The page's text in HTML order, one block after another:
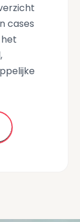
cases